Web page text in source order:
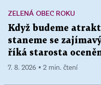
ZELENÁ OBEC ROKU
Když budeme
staneme se
říká starosta
7. 8. 2026 ▪ 2 min. čtení